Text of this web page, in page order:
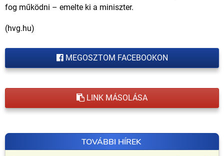
fog működni – emelte ki a miniszter.
(hvg.hu)
MEGOSZTOM FACEBOOKON
LINK MÁSOLÁSA
TOVÁBBI HÍREK